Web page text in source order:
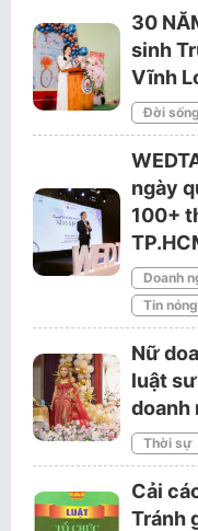
30
sinh
Vĩnh
Đời sống
ngày
100+
Doanh
Tin nóng
Nữ
luật
doanh
Thời sự
Cải
Tránh